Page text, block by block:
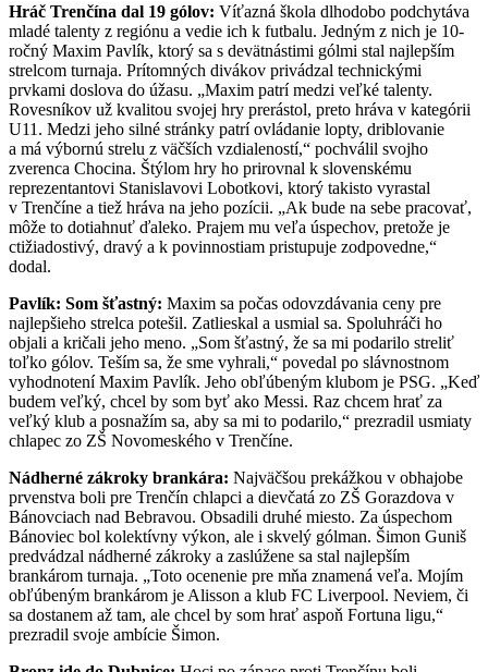
Hráč Trenčína dal 19 gólov: Víťazná škola dlhodobo podchytáva
mladé talenty z regiónu a vedie ich k futbalu. Jedným z nich je 10-
ročný Maxim Pavlík, ktorý sa s devätnástimi gólmi stal najlepším
strelcom turnaja. Prítomných divákov privádzal technickými
prvkami doslova do úžasu. „Maxim patrí medzi veľké talenty.
Rovesníkov už kvalitou svojej hry prerástol, preto hráva v kategórii
U11. Medzi jeho silné stránky patrí ovládanie lopty, driblovanie
a má výbornú strelu z väčších vzdialeností,“ pochválil svojho
zverenca Chocina. Štýlom hry ho prirovnal k slovenskému
reprezentantovi Stanislavovi Lobotkovi, ktorý takisto vyrastal
v Trenčíne a tiež hráva na jeho pozícii. „Ak bude na sebe pracovať,
môže to dotiahnuť ďaleko. Prajem mu veľa úspechov, pretože je
ctižiadostivý, dravý a k povinnostiam pristupuje zodpovedne,“
dodal.
Pavlík: Som šťastný: Maxim sa počas odovzdávania ceny pre
najlepšieho strelca potešil. Zatlieskal a usmial sa. Spoluhráči ho
objali a kričali jeho meno. „Som šťastný, že sa mi podarilo streliť
toľko gólov. Teším sa, že sme vyhrali,“ povedal po slávnostnom
vyhodnotení Maxim Pavlík. Jeho obľúbeným klubom je PSG. „Keď
budem veľký, chcel by som byť ako Messi. Raz chcem hrať za
veľký klub a posnažím sa, aby sa mi to podarilo,“ prezradil usmiaty
chlapec zo ZŠ Novomeského v Trenčíne.
Nádherné zákroky brankára: Najväčšou prekážkou v obhajobe
prvenstva boli pre Trenčín chlapci a dievčatá zo ZŠ Gorazdova v
Bánovciach nad Bebravou. Obsadili druhé miesto. Za úspechom
Bánoviec bol kolektívny výkon, ale i skvelý gólman. Šimon Guniš
predvádzal nádherné zákroky a zaslúžene sa stal najlepším
brankárom turnaja. „Toto ocenenie pre mňa znamená veľa. Mojím
obľúbeným brankárom je Alisson a klub FC Liverpool. Neviem, či
sa dostanem až tam, ale chcel by som hrať aspoň Fortuna ligu,“
prezradil svoje ambície Šimon.